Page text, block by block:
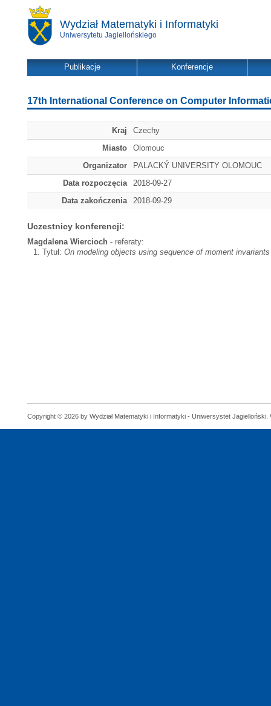
Wydział Matematyki i Informatyki
Uniwersytetu Jagiellońskiego
Publikacje Konferencje
17th International Conference on Computer
Kraj
Czechy
Miasto
Olomouc
Organizator
PALACKÝ UNIVERSITY OLOMOUC
Data rozpoczęcia
2018-09-27
Data zakończenia
2018-09-29
Uczestnicy konferencji:
Magdalena Wiercioch - referaty:
Tytuł: On modeling objects using sequence of moment invariants
Copyright © 2026 by Wydział Matematyki i Informatyki - Uniwersystet